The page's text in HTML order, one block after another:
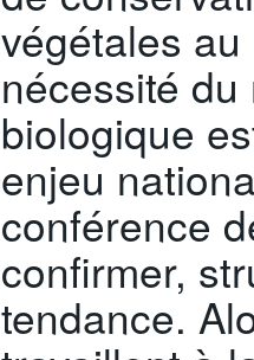
végétales
nécessité
biologique
enjeu
conférence
confirmer,
tendance.